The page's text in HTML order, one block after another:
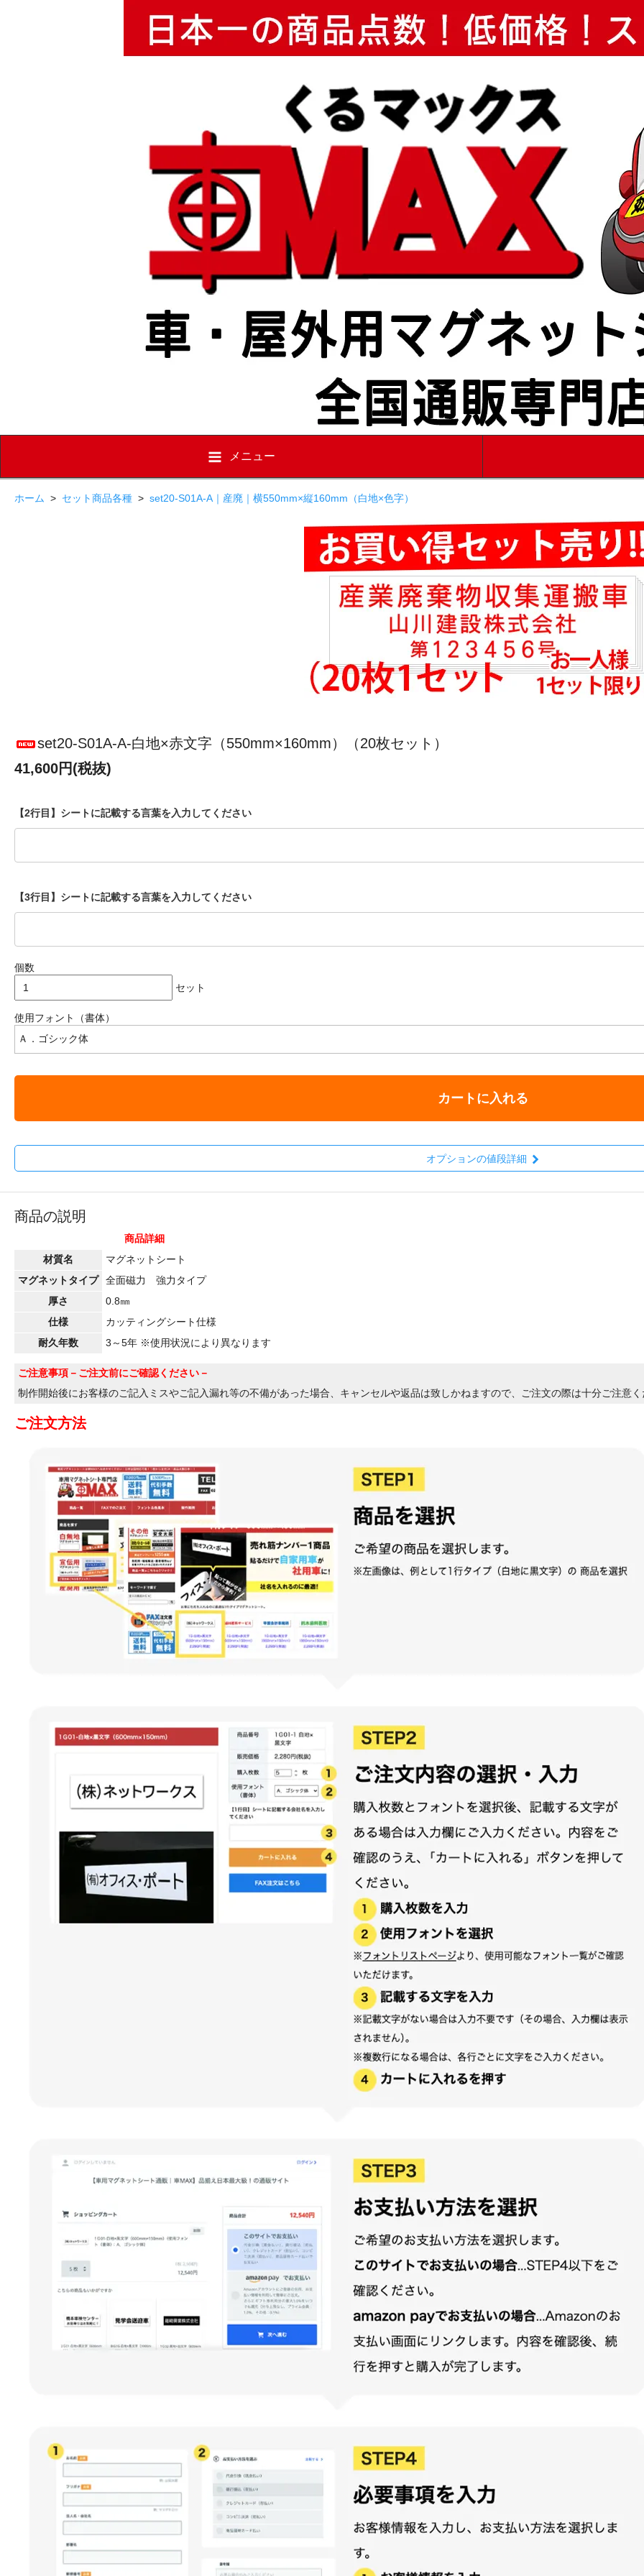
メニュー
ホーム > セット商品各種 > set20-S01A-A｜産廃｜横550mm×縦160mm（白地×色字）
set20-S01A-A-白地×赤文字（550mm×160mm）（20枚セット）
41,600円(税抜)
【2行目】シートに記載する言葉を入力してください
【3行目】シートに記載する言葉を入力してください
個数
セット
使用フォント（書体）
カートに入れる
オプションの値段詳細
商品の説明
商品詳細
材質名
マグネットシート
マグネットタイプ
全面磁力 強力タイプ
厚さ
0.8㎜
仕様
カッティングシート仕様
耐久年数
3～5年 ※使用状況により異なります
ご注意事項 －ご注文前にご確認ください－
制作開始後にお客様のご記入ミスやご記入漏れ等の不備があった場合、キャンセルや返品は致しかねますので、ご注文の際は十分ご注意
ご注文方法